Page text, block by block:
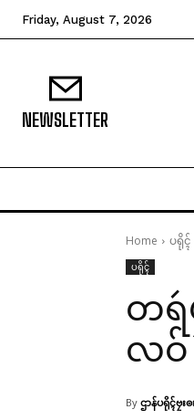
Friday, August 7, 2026
NEWSLETTER
Home ပရိုၚ်
ပရိုၚ်
တရဴ
လဝ်
By ဌာန်ပရိုၚ်ဗၠးၜ